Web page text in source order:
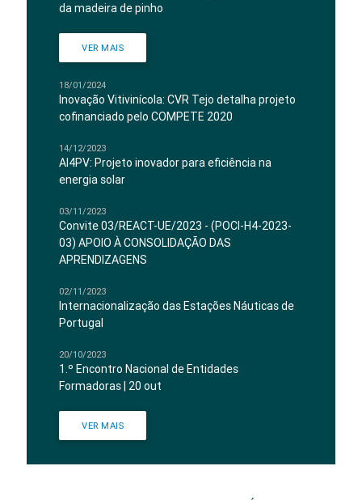
da madeira de pinho
VER MAIS
18/01/2024
Inovação Vitivinícola: CVR Tejo detalha projeto
cofinanciado pelo COMPETE 2020
14/12/2023
AI4PV: Projeto inovador para eficiência na
energia solar
03/11/2023
Convite 03/REACT-UE/2023 - (POCI-H4-2023-
03) APOIO À CONSOLIDAÇÃO DAS
APRENDIZAGENS
02/11/2023
Internacionalização das Estações Náuticas de
Portugal
20/10/2023
1.º Encontro Nacional de Entidades
Formadoras | 20 out
VER MAIS